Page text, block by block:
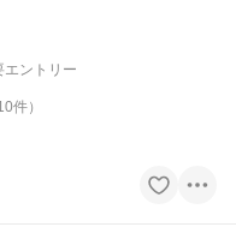
エントリー
件）